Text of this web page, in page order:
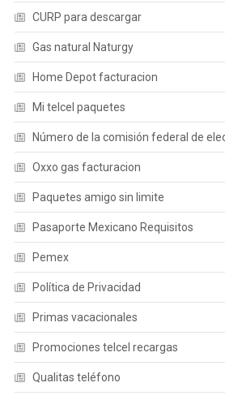
CURP para descargar
Gas natural Naturgy
Home Depot facturacion
Mi telcel paquetes
Número de la comisión federal de
Oxxo gas facturacion
Paquetes amigo sin limite
Pasaporte Mexicano Requisitos
Pemex
Política de Privacidad
Primas vacacionales
Promociones telcel recargas
Qualitas teléfono